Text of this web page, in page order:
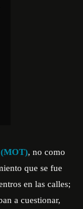
(MOT), no como
que se fue
en las calles;
a cuestionar,